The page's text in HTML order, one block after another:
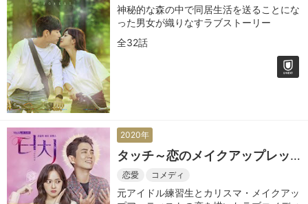
神秘的な森の中で同居生活を送ることにな
った男女が織りなすラブストーリー
全32話
2020年
タッチ～恋のメイクアップレッ
スン！～
恋愛 コメディ
元アイドル練習生とカリスマ・メイクアッ